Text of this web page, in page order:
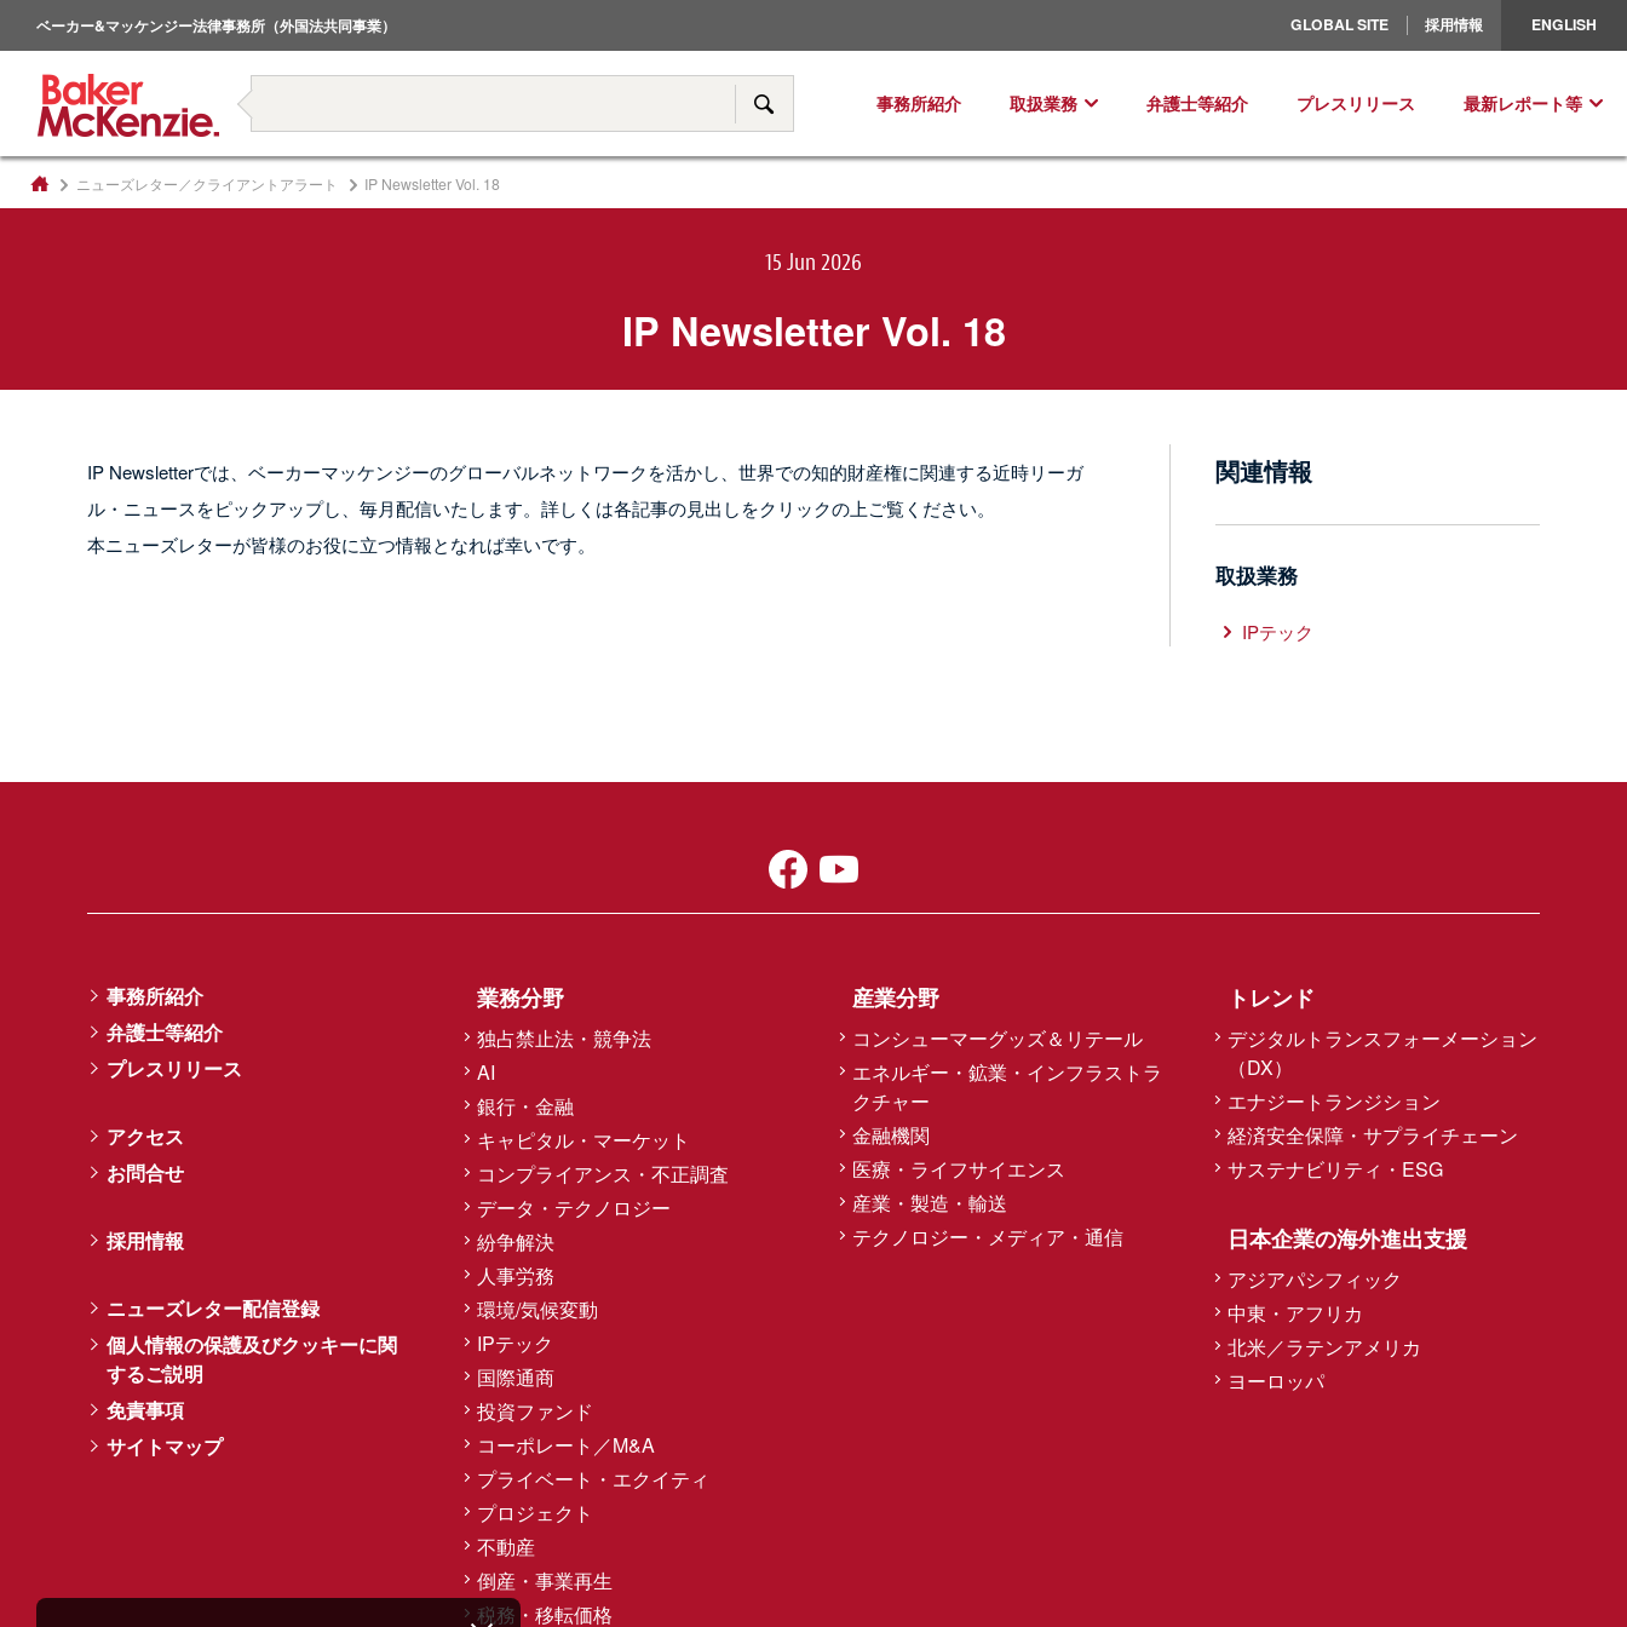
ベーカー&マッケンジー法律事務所（外国法共同事業） GLOBAL SITE 採用情報 ENGLISH
サイト内検索事務所紹介 取扱業務
ヨーロッパ
弁護士等紹介 プレスリリース 最新レポート等
著書
ニューズレター／クライアントアラート IP Newsletter Vol. 18
15 Jun 2026
IP Newsletter Vol. 18
IP Newsletterでは、ベーカーマッケンジーのグローバルネットワークを活かし、世界での知的財産権に関連する近時リーガ
ル・ニュースをピックアップし、毎月配信いたします。詳しくは各記事の見出しをクリックの上ご覧ください。
本ニューズレターが皆様のお役に立つ情報となれば幸いです。
関連情報
取扱業務
IPテック
事務所紹介
弁護士等紹介
プレスリリース
アクセス
お問合せ
採用情報
ニューズレター配信登録
個人情報の保護及びクッキーに関
するご説明
免責事項
サイトマップ
業務分野
独占禁止法・競争法
AI
銀行・金融
キャピタル・マーケット
コンプライアンス・不正調査
データ・テクノロジー
紛争解決
人事労務
環境/気候変動
IPテック
国際通商
投資ファンド
コーポレート／M&A
プライベート・エクイティ
プロジェクト
不動産
倒産・事業再生
税務・移転価格
産業分野
コンシューマーグッズ＆リテール
エネルギー・鉱業・インフラストラ
クチャー
金融機関
医療・ライフサイエンス
産業・製造・輸送
テクノロジー・メディア・通信
トレンド
デジタルトランスフォーメーション
（DX）
エナジートランジション
経済安全保障・サプライチェーン
サステナビリティ・ESG
日本企業の海外進出支援
アジアパシフィック
中東・アフリカ
北米／ラテンアメリカ
ヨーロッパ